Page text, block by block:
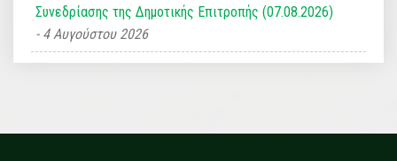
Συνεδρίασης της Δημοτικής Επιτροπής (07.08.2026)
4 Αυγούστου 2026